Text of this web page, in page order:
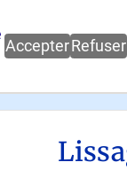
Accepter Refuser
-